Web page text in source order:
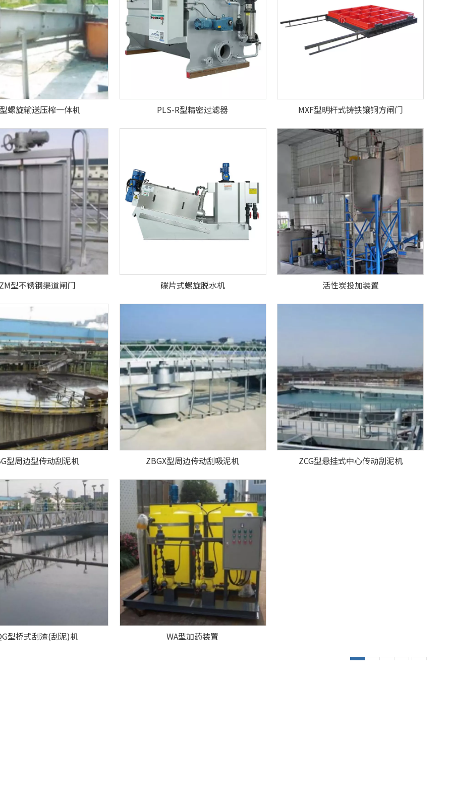
螺旋输送压榨一体机 PLS-R型精密过滤器 MXF型明杆式铸铁镶铜方闸门
型不锈钢渠道闸门 碟片式螺旋脱水机 活性炭投加装置
型周边型传动刮泥机 ZBGX型周边传动刮吸泥机 ZCG型悬挂式中心传动刮泥机
型桥式刮渣(刮泥)机 WA型加药装置